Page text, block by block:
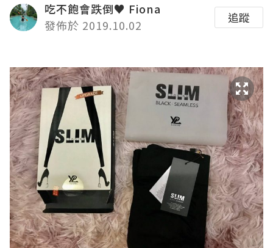
吃不飽會跌倒♥ Fiona
發佈於 2019.10.02
追蹤